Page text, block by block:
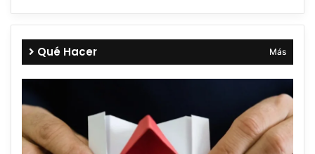
Qué Hacer Más